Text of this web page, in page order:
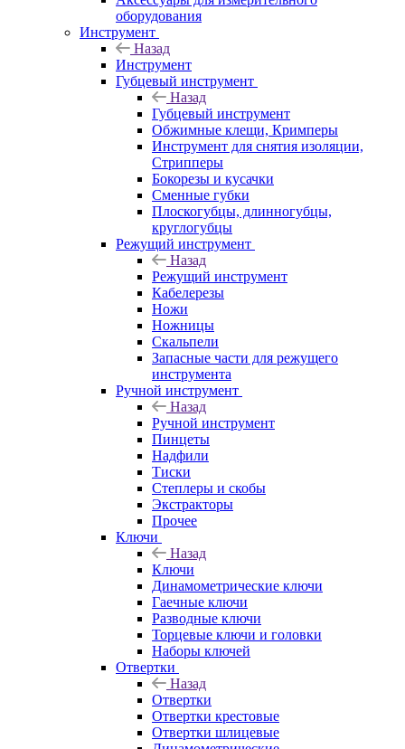
оборудования
Инструмент
Назад
Инструмент
Губцевый инструмент
Назад
Губцевый инструмент
Обжимные клещи, Кримперы
Инструмент для снятия изоляции,
Стрипперы
Бокорезы и кусачки
Сменные губки
Плоскогубцы, длинногубцы,
круглогубцы
Режущий инструмент
Назад
Режущий инструмент
Кабелерезы
Ножи
Ножницы
Скальпели
Запасные части для режущего
инструмента
Ручной инструмент
Назад
Ручной инструмент
Пинцеты
Надфили
Тиски
Степлеры и скобы
Экстракторы
Прочее
Ключи
Назад
Ключи
Динамометрические ключи
Гаечные ключи
Разводные ключи
Торцевые ключи и головки
Наборы ключей
Отвертки
Назад
Отвертки
Отвертки крестовые
Отвертки шлицевые